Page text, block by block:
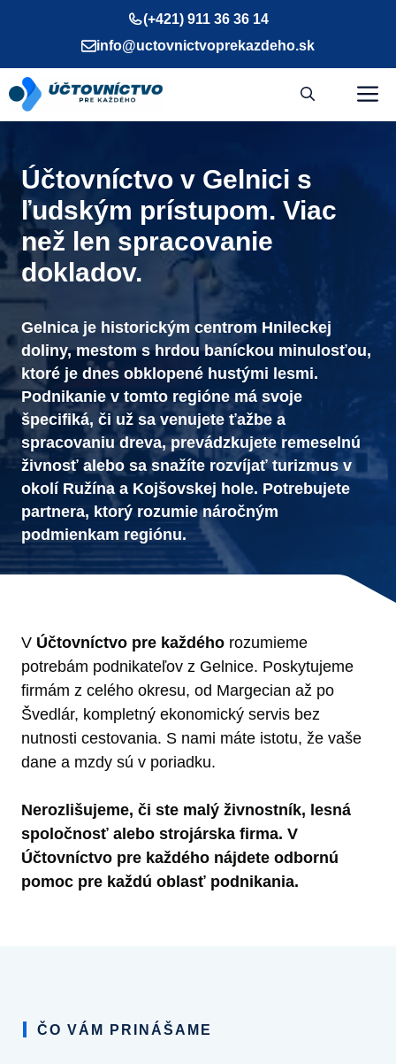
(+421) 911 36 36 14
info@uctovnictvoprekazdeho.sk
Účtovníctvo v Gelnici s
ľudským prístupom. Viac
než len spracovanie
dokladov.
Gelnica je historickým centrom Hnileckej
doliny, mestom s hrdou baníckou minulosťou,
ktoré je dnes obklopené hustými lesmi.
Podnikanie v tomto regióne má svoje
špecifiká, či už sa venujete ťažbe a
spracovaniu dreva, prevádzkujete remeselnú
živnosť alebo sa snažíte rozvíjať turizmus v
okolí Ružína a Kojšovskej hole. Potrebujete
partnera, ktorý rozumie náročným
podmienkam regiónu.
V Účtovníctvo pre každého rozumieme
potrebám podnikateľov z Gelnice. Poskytujeme
firmám z celého okresu, od Margecian až po
Švedlár, kompletný ekonomický servis bez
nutnosti cestovania. S nami máte istotu, že vaše
dane a mzdy sú v poriadku.
Nerozlišujeme, či ste malý živnostník, lesná
spoločnosť alebo strojárska firma. V
Účtovníctvo pre každého nájdete odbornú
pomoc pre každú oblasť podnikania.
ČO VÁM PRINÁŠAME